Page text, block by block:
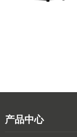
产品中心